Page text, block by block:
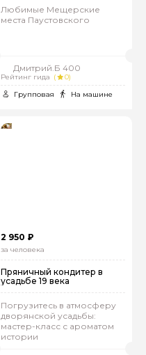
Любимые Мещерские
места Паустовского
Дмитрий.Б 400
Рейтинг гида (
0)
Групповая
На машине
2 950 ₽
за человека
Пряничный кондитер в
усадьбе 19 века
Погрузитесь в атмосферу
дворянской усадьбы:
мастер-класс с ароматом
истории